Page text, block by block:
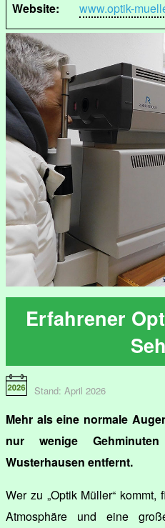
Website:
www.optik-
Erfahrener
Stand: April 2026
Mehr als eine normale
nur wenige
Wusterhausen entfernt.
Wer zu „Optik Müller“
Atmosphäre und eine